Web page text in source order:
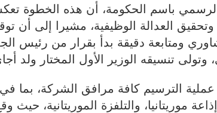
الرسمي باسم الحكومة، أن هذه الخطوة
وتحقيق العدالة الوظيفية، مشيرا إلى أن
ومتابعة دقيقة بدأ بقرار من رئيس
وتولى تنسيقه الوزير الأول المختار ولد
الترسيم كافة مرافق الشركة، بما في
وإذاعة موريتانيا، والتلفزة الموريتانية،